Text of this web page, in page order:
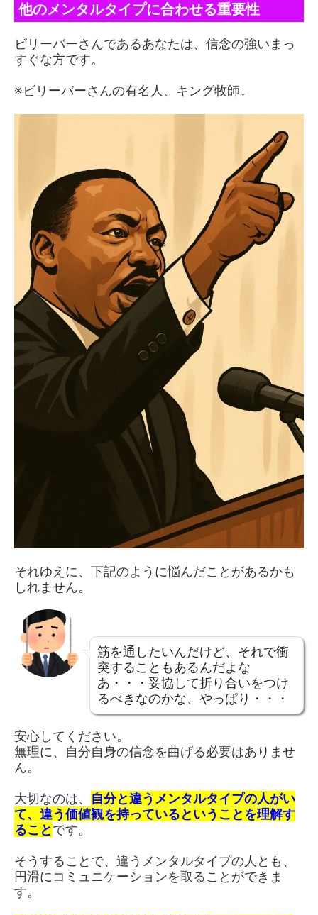
他のメンタルタイプに合わせる重要性
ビリーバーさんであるあなたは、信念の強いまっ
すぐな方です。
※ビリーバーさんの有名人、キング牧師↓
それゆえに、下記のように悩んだことがあるかも
しれません。
筋を通したいんだけど、それで衝
突することもあるんだよな
あ・・・妥協して折り合いをつけ
るべきなのかな、やっぱり・・・
安心してください。
無理に、自分自身の信念を曲げる必要はありませ
ん。
大切なのは、 自分と違う メンタルタイプの人がい
て、違う価値観を持っているということを理解す
ることです。
そうすることで、違うメンタルタイプの人とも、
円滑にコミュニケーションを取ることができま
す。